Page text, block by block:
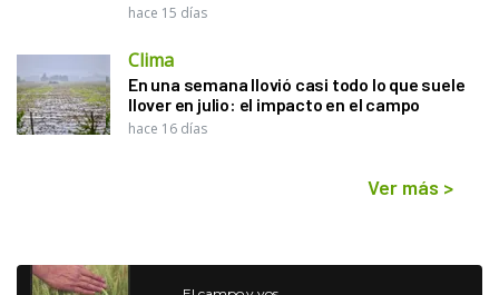
hace 15 días
Clima
En una semana llovió casi todo lo que suele
llover en julio: el impacto en el campo
hace 16 días
Ver más >